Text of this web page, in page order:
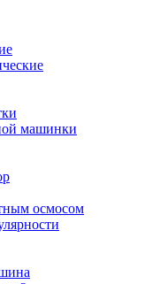
машинки
осмосом